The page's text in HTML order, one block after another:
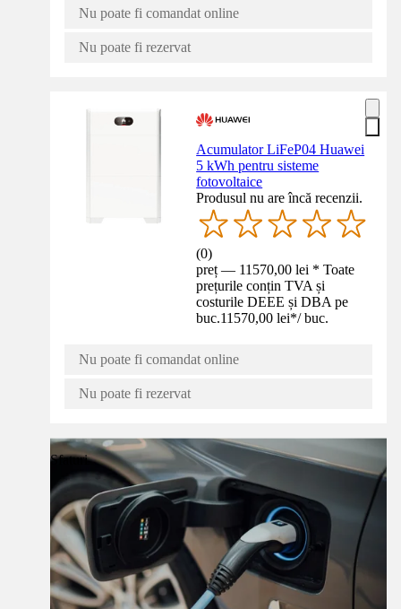
Nu poate fi comandat online
Nu poate fi rezervat
Acumulator LiFeP04 Huawei
5 kWh pentru sisteme
fotovoltaice
Produsul nu are încă recenzii.
(0)
preț — 11570,00 lei * Toate
prețurile conțin TVA și
costurile DEEE și DBA pe
buc.11570,00 lei*/ buc.
Nu poate fi comandat online
Nu poate fi rezervat
Sfaturi